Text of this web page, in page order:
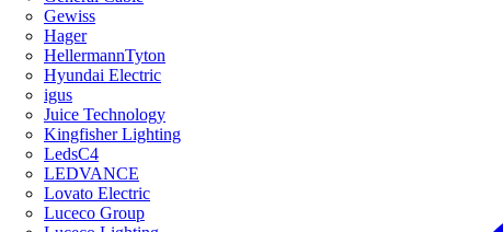
Gewiss
Hager
HellermannTyton
Hyundai Electric
igus
Juice Technology
Kingfisher Lighting
LedsC4
LEDVANCE
Lovato Electric
Luceco Group